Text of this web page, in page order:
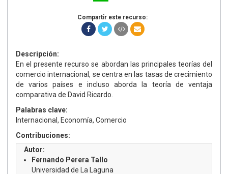
Compartir este recurso:
Descripción:
En el presente recurso se abordan las principales teorías del
comercio internacional, se centra en las tasas de crecimiento
de varios países e incluso aborda la teoría de ventaja
comparativa de David Ricardo.
Palabras clave:
Internacional, Economía, Comercio
Contribuciones:
Autor:
Fernando Perera Tallo
Universidad de La Laguna